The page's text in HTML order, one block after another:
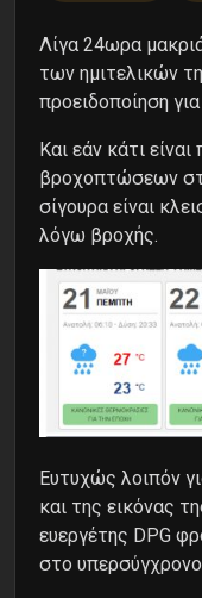
Λίγα 24ωρα
των ημιτελικών
προειδοποίηση
Και εάν κάτι
βροχοπτώσεων
σίγουρα είναι
λόγω βροχής.
Ευτυχώς λοιπόν
και της εικόνας
ευεργέτης DPG
στο